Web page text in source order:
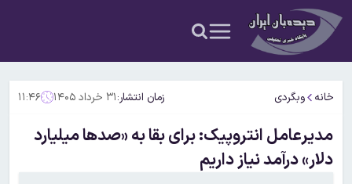
خانه وبگردی زمان انتشار:۳۱ خرداد ۱۴۰۵ ۱۱:۴۶
مدیرعامل انتروپیک: برای بقا به «صدها میلیارد
دلار» درآمد نیاز داریم